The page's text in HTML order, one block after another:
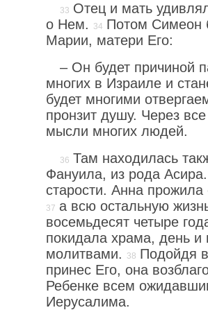
Отец и мать
о Нем.
Потом Симеон
Марии, матери Его:
– Он будет причиной
многих в Израиле и
будет многими
пронзит душу. Через
мысли многих людей.
Там находилась
Фануила, из рода
старости. Анна
а всю остальную
восемьдесят четыре
покидала храма, день и
молитвами.
Подойдя
принес Его, она
Ребенке всем
Иерусалима.